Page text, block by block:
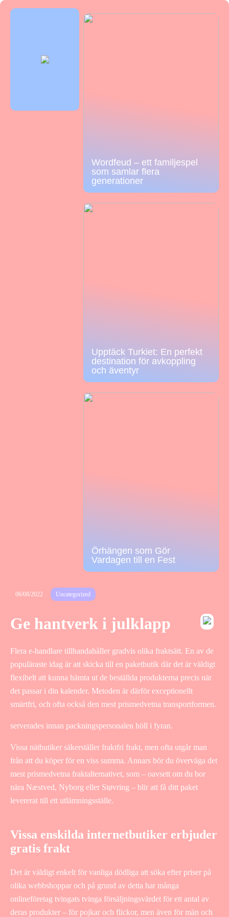
Wordfeud – ett familjespel
som samlar flera
generationer
Upptäck Turkiet: En perfekt
destination för avkoppling
och äventyr
Örhängen som Gör
Vardagen till en Fest
06/08/2022 Uncategorized
Ge hantverk i julklapp
Flera e-handlare tillhandahåller gradvis olika fraktsätt. En av de
populäraste idag är att skicka till en paketbutik där det är väldigt
flexibelt att kunna hämta ut de beställda produkterna precis när
det passar i din kalender. Metoden är därför exceptionellt
smärtfri, och ofta också den mest prismedvetna transportformen.
serverades innan packningspersonalen höll i fyran.
Vissa nätbutiker säkerställer fraktfri frakt, men ofta utgår man
från att du köper för en viss summa. Annars bör du överväga det
mest prismedvetna fraktalternativet, som – oavsett om du bor
nära Næstved, Nyborg eller Støvring – blir att få ditt paket
levererat till ett utlämningsställe.
Vissa enskilda internetbutiker erbjuder
gratis frakt
Det är väldigt enkelt för vanliga dödliga att söka efter priser på
olika webbshoppar och på grund av detta har många
onlineföretag tvingats tvinga försäljningsvärdet för ett antal av
deras produkter – för pojkar och flickor, men även för män och